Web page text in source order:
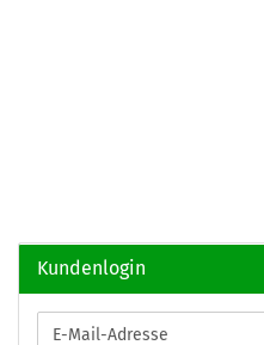
Kundenlogin
E-